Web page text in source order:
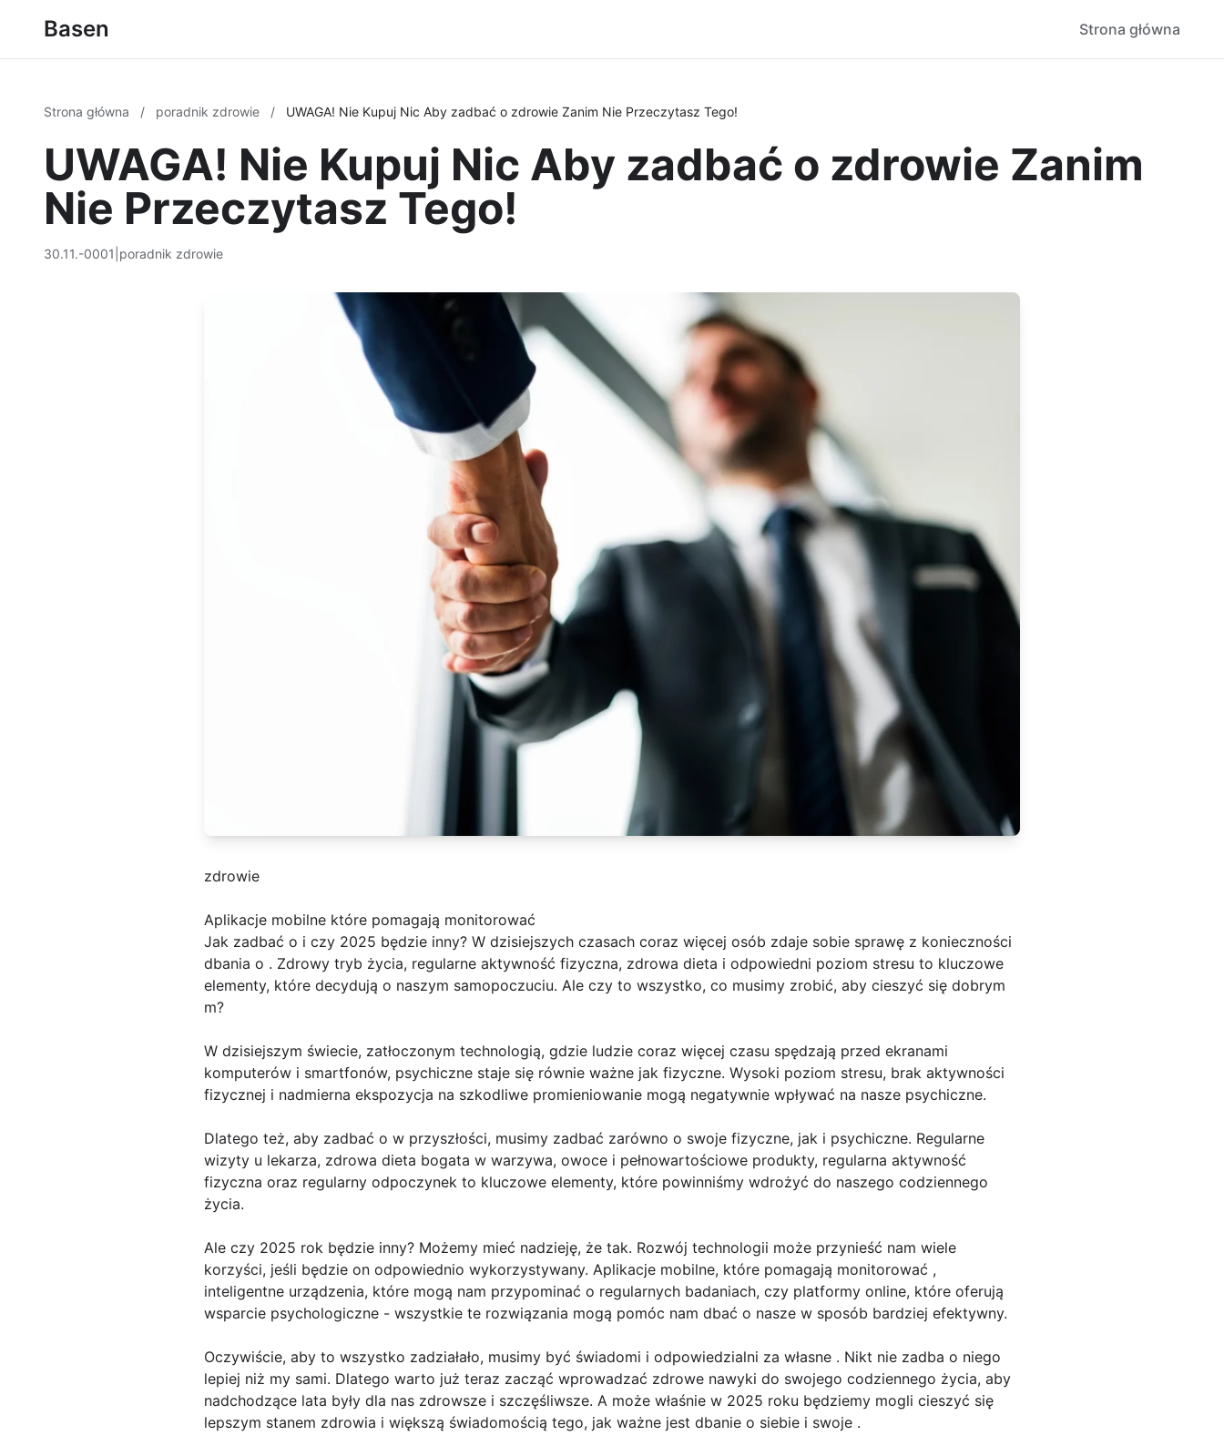
Basen Strona główna
Strona główna / poradnik zdrowie / UWAGA! Nie Kupuj Nic Aby zadbać o zdrowie Zanim Nie Przeczytasz Tego!
UWAGA! Nie Kupuj Nic Aby zadbać o zdrowie Zanim
Nie Przeczytasz Tego!
30.11.-0001 poradnik zdrowie
zdrowie
Aplikacje mobilne które pomagają monitorować
Jak zadbać o i czy 2025 będzie inny? W dzisiejszych czasach coraz więcej osób zdaje sobie sprawę z konieczności
dbania o . Zdrowy tryb życia, regularne aktywność fizyczna, zdrowa dieta i odpowiedni poziom stresu to kluczowe
elementy, które decydują o naszym samopoczuciu. Ale czy to wszystko, co musimy zrobić, aby cieszyć się dobrym
m?
W dzisiejszym świecie, zatłoczonym technologią, gdzie ludzie coraz więcej czasu spędzają przed ekranami
komputerów i smartfonów, psychiczne staje się równie ważne jak fizyczne. Wysoki poziom stresu, brak aktywności
fizycznej i nadmierna ekspozycja na szkodliwe promieniowanie mogą negatywnie wpływać na nasze psychiczne.
Dlatego też, aby zadbać o w przyszłości, musimy zadbać zarówno o swoje fizyczne, jak i psychiczne. Regularne
wizyty u lekarza, zdrowa dieta bogata w warzywa, owoce i pełnowartościowe produkty, regularna aktywność
fizyczna oraz regularny odpoczynek to kluczowe elementy, które powinniśmy wdrożyć do naszego codziennego
życia.
Ale czy 2025 rok będzie inny? Możemy mieć nadzieję, że tak. Rozwój technologii może przynieść nam wiele
korzyści, jeśli będzie on odpowiednio wykorzystywany. Aplikacje mobilne, które pomagają monitorować ,
inteligentne urządzenia, które mogą nam przypominać o regularnych badaniach, czy platformy online, które oferują
wsparcie psychologiczne - wszystkie te rozwiązania mogą pomóc nam dbać o nasze w sposób bardziej efektywny.
Oczywiście, aby to wszystko zadziałało, musimy być świadomi i odpowiedzialni za własne . Nikt nie zadba o niego
lepiej niż my sami. Dlatego warto już teraz zacząć wprowadzać zdrowe nawyki do swojego codziennego życia, aby
nadchodzące lata były dla nas zdrowsze i szczęśliwsze. A może właśnie w 2025 roku będziemy mogli cieszyć się
lepszym stanem zdrowia i większą świadomością tego, jak ważne jest dbanie o siebie i swoje .